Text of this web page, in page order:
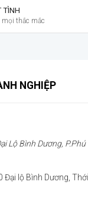
TÌNH
mọi thắc mắc
NGHIỆP
Lộ Bình Dương, P.Phú
Đại lộ Bình Dương,